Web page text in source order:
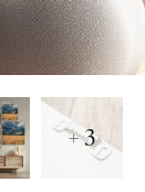
+ 3